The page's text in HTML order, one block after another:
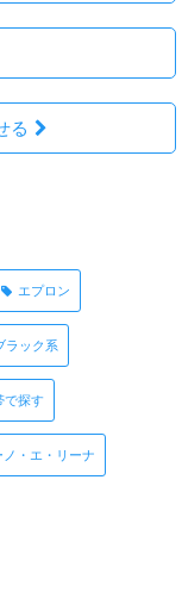
る
エプロン
ラック系
で探す
ノ・エ・リーナ